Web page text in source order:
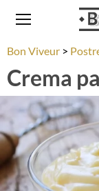
Bon Viveur
Crema